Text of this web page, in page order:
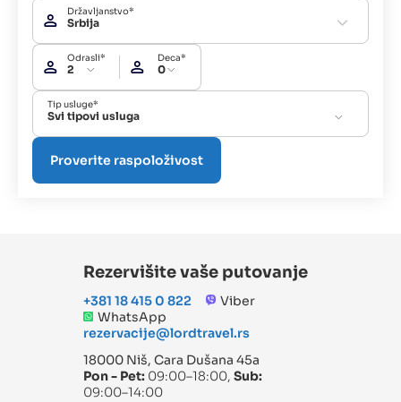
Državljanstvo*
Srbija
Odrasli*
2
Deca*
0
Tip usluge*
Svi tipovi usluga
Rezervišite vaše putovanje
+381 18 415 0 822
Viber
WhatsApp
rezervacije@lordtravel.rs
18000 Niš, Cara Dušana 45a
Pon - Pet: 09:00–18:00, Sub:
09:00–14:00